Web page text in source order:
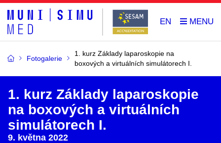
EN
Fotogalerie
1. kurz Základy laparoskopie na
boxových a virtuálních simulátorech I.
1. kurz Základy laparoskopie
na boxových a virtuálních
simulátorech I.
9. května 2022